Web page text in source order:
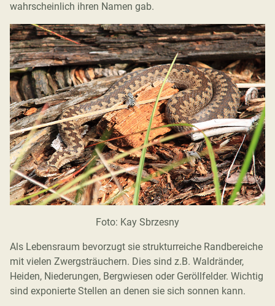
wahrscheinlich ihren Namen gab.
Foto: Kay Sbrzesny
Als Lebensraum bevorzugt sie strukturreiche Randbereiche
mit vielen Zwergsträuchern. Dies sind z.B. Waldränder,
Heiden, Niederungen, Bergwiesen oder Geröllfelder. Wichtig
sind exponierte Stellen an denen sie sich sonnen kann.